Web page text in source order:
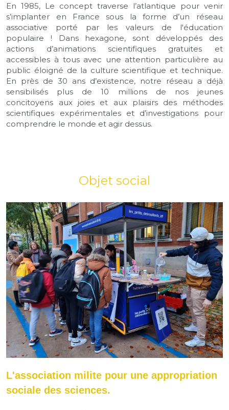
En 1985, Le concept traverse l’atlantique pour venir
s’implanter en France sous la forme d’un réseau
associative porté par les valeurs de l'éducation
populaire ! Dans hexagone, sont développés des
actions d’animations scientifiques gratuites et
accessibles à tous avec une attention particulière au
public éloigné de la culture scientifique et technique.
En près de 30 ans d’existence, notre réseau a déjà
sensibilisés plus de 10 millions de nos jeunes
concitoyens aux joies et aux plaisirs des méthodes
scientifiques expérimentales et d’investigations pour
comprendre le monde et agir dessus.
Objet social
L'association milite pour une appropriation
sociale des sciences.